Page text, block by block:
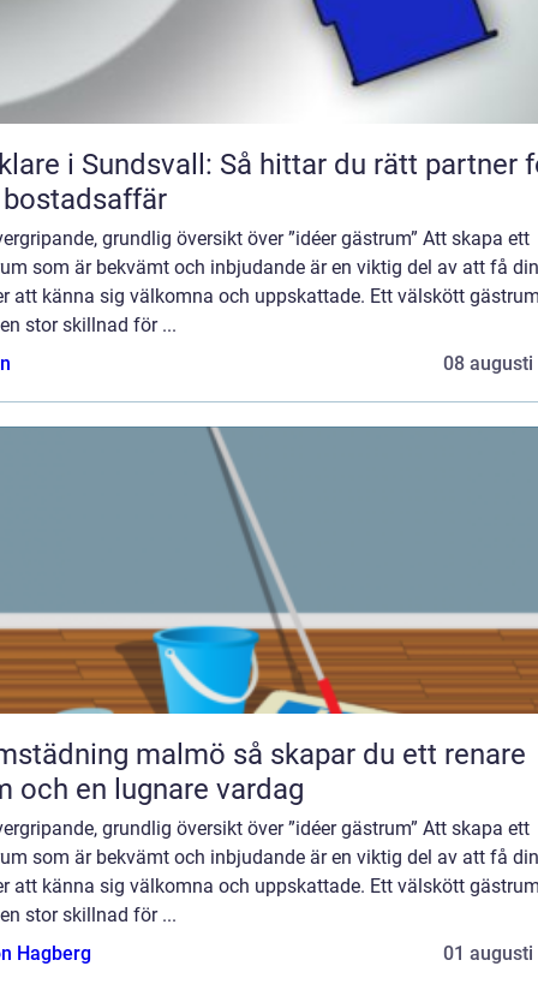
i Sundsvall: Så hittar du rätt partner
grundlig översikt över ”idéer gästrum” Att skapa ett
som är bekvämt och inbjudande är en viktig del av att få
att känna sig välkomna och uppskattade. Ett välskött
stor skillnad för ...
08 augusti
malmö så skapar du ett renare
och en lugnare vardag
grundlig översikt över ”idéer gästrum” Att skapa ett
som är bekvämt och inbjudande är en viktig del av att få
att känna sig välkomna och uppskattade. Ett välskött
stor skillnad för ...
Hagberg
01 augusti